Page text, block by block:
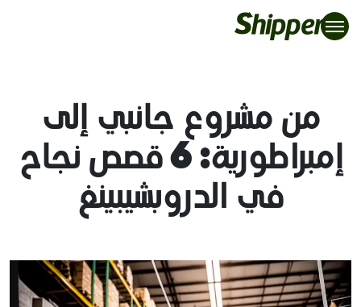
من مشروع جانبي إلى
إمبراطورية: 6 قصص نجاح
في الدروبشيبينغ